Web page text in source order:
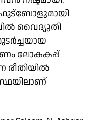
വൈദ്യുതി
ലോകകപ്പ്